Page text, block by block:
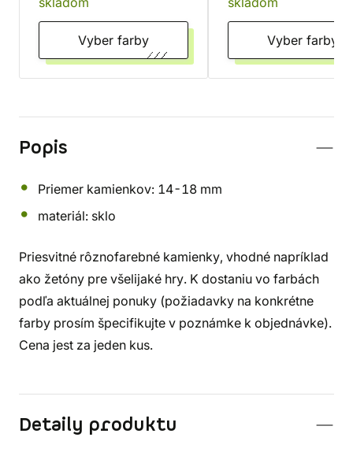
Vyber farby Vyber farby
Popis
Priemer kamienkov: 14-18 mm
materiál: sklo
Priesvitné rôznofarebné kamienky, vhodné napríklad
ako žetóny pre všelijaké hry. K dostaniu vo farbách
podľa aktuálnej ponuky (požiadavky na konkrétne
farby prosím špecifikujte v poznámke k objednávke).
Cena jest za jeden kus.
Detaily produktu